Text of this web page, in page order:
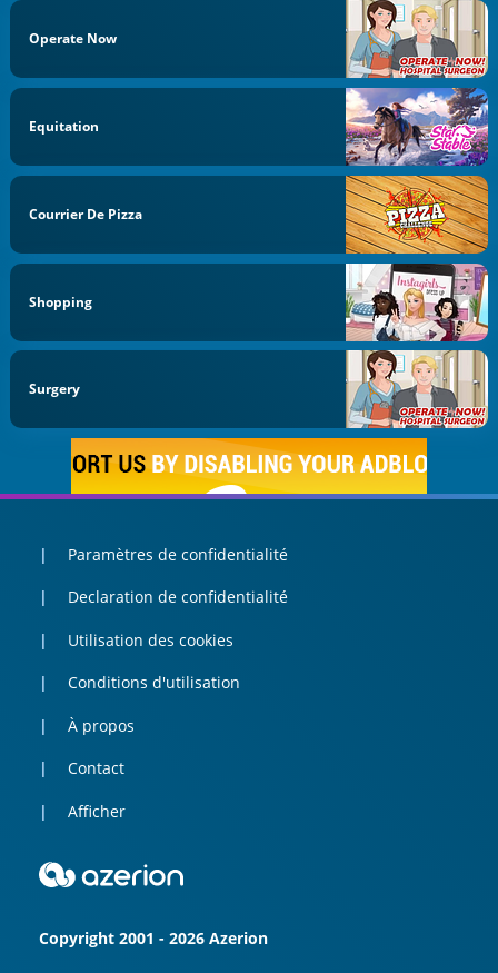
Operate Now
Equitation
Courrier De Pizza
Shopping
Surgery
Paramètres de confidentialité
Declaration de confidentialité
Utilisation des cookies
Conditions d'utilisation
À propos
Contact
Afficher
Copyright 2001 - 2026 Azerion